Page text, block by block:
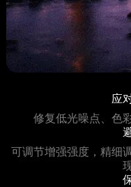
应
修复低光噪点、色
可调节增强强度，精细